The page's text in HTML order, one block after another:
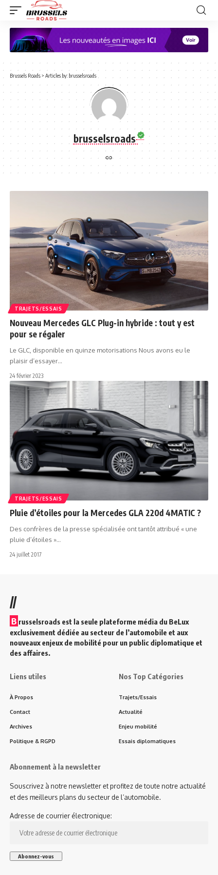
Brussels Roads > Articles by: brusselsroads
brusselsroads
TRAJETS/ESSAIS
Nouveau Mercedes GLC Plug-in hybride : tout y est
pour se régaler
Le GLC, disponible en quinze motorisations Nous avons eu le
plaisir d’essayer…
24 février 2023
TRAJETS/ESSAIS
Pluie d’étoiles pour la Mercedes GLA 220d 4MATIC ?
Des confrères de la presse spécialisée ont tantôt attribué « une
pluie d’étoiles »…
24 juillet 2017
//
B russelsroads est la seule plateforme média du BeLux
exclusivement dédiée au secteur de l’automobile et aux
nouveaux enjeux de mobilité pour un public diplomatique et
des affaires.
Liens utiles
À Propos
Contact
Archives
Politique & RGPD
Nos Top Catégories
Trajets/Essais
Actualité
Enjeu mobilité
Essais diplomatiques
Abonnement à la newsletter
Souscrivez à notre newsletter et profitez de toute notre actualité
et des meilleurs plans du secteur de l’automobile.
Adresse de courrier électronique: